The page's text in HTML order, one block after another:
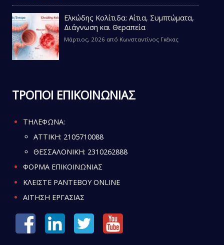
Ελκώδης Κολίτιδα: Αίτια, Συμπτώματα,
Διάγνωση και Θεραπεία
Μάρτιος, 2026 από Κωνσταντίνος Γκέκας
ΤΡΟΠΟΙ ΕΠΙΚΟΙΝΩΝΙΑΣ
ΤΗΛΕΦΩΝΑ:
ATTIKH: 2105710088
ΘΕΣΣΑΛΟΝΙΚΗ: 2310262888
ΦΟΡΜΑ ΕΠΙΚΟΙΝΩΝΙΑΣ
ΚΛΕΙΣΤΕ ΡΑΝΤΕΒΟΥ ONLINE
ΑΙΤΗΣΗ ΕΡΓΑΣΙΑΣ